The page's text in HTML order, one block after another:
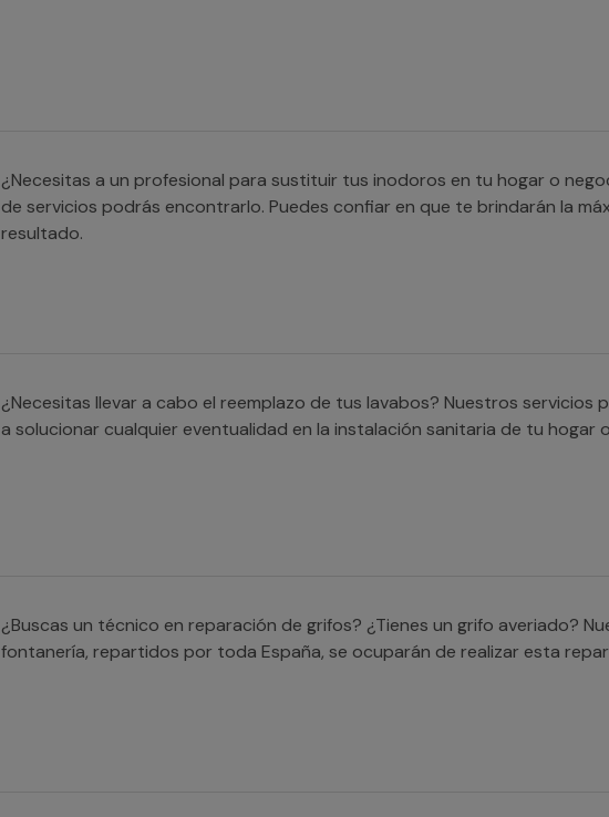
¿Necesitas a un profesional para sustituir tus inodoros en tu hogar o
de servicios podrás encontrarlo. Puedes confiar en que te brindarán la
resultado.
¿Necesitas llevar a cabo el reemplazo de tus lavabos? Nuestros servicios
a solucionar cualquier eventualidad en la instalación sanitaria de tu hogar
¿Buscas un técnico en reparación de grifos? ¿Tienes un grifo averiado?
fontanería, repartidos por toda España, se ocuparán de realizar esta